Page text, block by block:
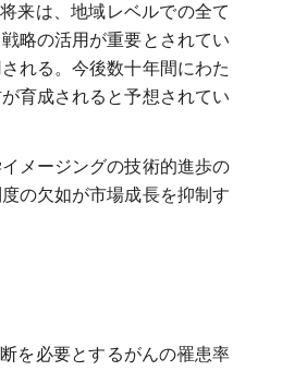
来は、地域レベルでの全て
略の活用が重要とされてい
れる。今後数十年間にわた
育成されると予想されてい
メージングの技術的進歩の
の欠如が市場成長を抑制す
を必要とするがんの罹患率